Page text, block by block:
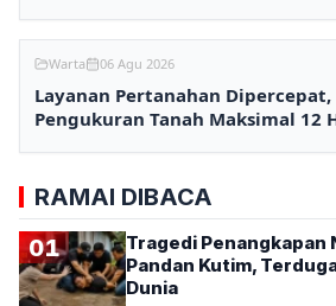
Warta 06 Agu 2026
Layanan Pertanahan Dipercepat,
Pengukuran Tanah Maksimal 12
RAMAI DIBACA
01
Tragedi Penangkapan
Pandan Kutim,
Dunia